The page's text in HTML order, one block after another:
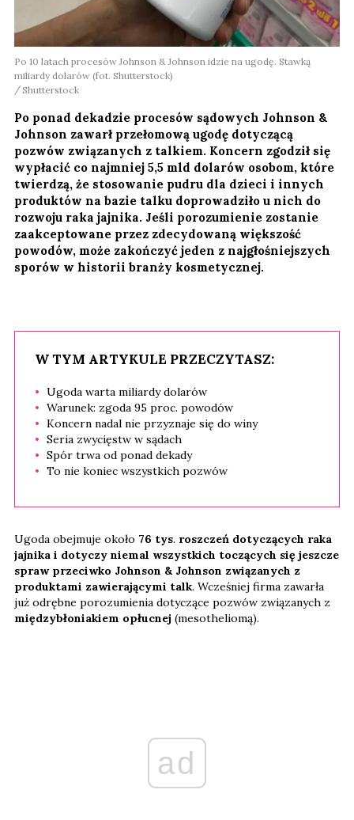
Po 10 latach procesów Johnson & Johnson idzie na ugodę. Stawką
miliardy dolarów (fot. Shutterstock)
Shutterstock
Po ponad dekadzie procesów sądowych Johnson &
Johnson zawarł przełomową ugodę dotyczącą
pozwów związanych z talkiem. Koncern zgodził się
wypłacić co najmniej 5,5 mld dolarów osobom, które
twierdzą, że stosowanie pudru dla dzieci i innych
produktów na bazie talku doprowadziło u nich do
rozwoju raka jajnika. Jeśli porozumienie zostanie
zaakceptowane przez zdecydowaną większość
powodów, może zakończyć jeden z najgłośniejszych
sporów w historii branży kosmetycznej.
W TYM ARTYKULE PRZECZYTASZ:
Ugoda warta miliardy dolarów
Warunek: zgoda 95 proc. powodów
Koncern nadal nie przyznaje się do winy
Seria zwycięstw w sądach
Spór trwa od ponad dekady
To nie koniec wszystkich pozwów
Ugoda obejmuje około 76 tys. roszczeń dotyczących raka
jajnika i dotyczy niemal wszystkich toczących się jeszcze
spraw przeciwko Johnson & Johnson związanych z
produktami zawierającymi talk. Wcześniej firma zawarła
już odrębne porozumienia dotyczące pozwów związanych z
międzybłoniakiem opłucnej (mesotheliomą).
ad